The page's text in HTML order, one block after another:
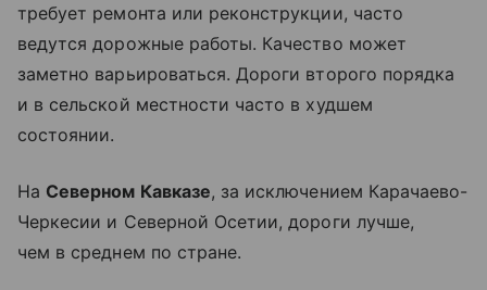
требует ремонта или реконструкции, часто
ведутся дорожные работы. Качество может
заметно варьироваться. Дороги второго порядка
и в сельской местности часто в худшем
состоянии.
На Северном Кавказе, за исключением Карачаево-
Черкесии и Северной Осетии, дороги лучше,
чем в среднем по стране.